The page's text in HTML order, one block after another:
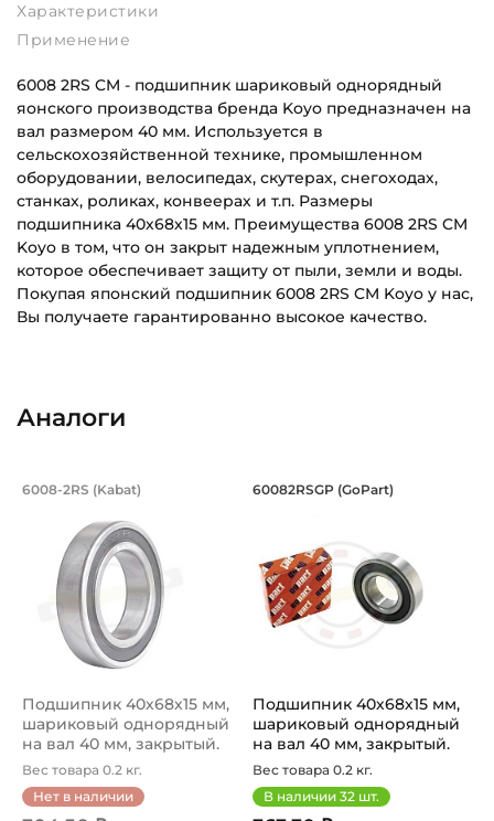
Характеристики
Применение
6008 2RS CM - подшипник шариковый однорядный
яонского производства бренда Koyo предназначен на
вал размером 40 мм. Используется в
сельскохозяйственной технике, промышленном
оборудовании, велосипедах, скутерах, снегоходах,
станках, роликах, конвеерах и т.п. Размеры
подшипника 40х68х15 мм. Преимущества 6008 2RS CM
Koyo в том, что он закрыт надежным уплотнением,
которое обеспечивает защиту от пыли, земли и воды.
Покупая японский подшипник 6008 2RS CM Koyo у нас,
Вы получаете гарантированно высокое качество.
Наружный диаметр (D):
Ширина внутреннего кольца (B):
Ширина наружного кольца (С):
15 мм
Тип посадочного отверстия на вал:
Тип наружного кольца:
Цилиндрическое
Вид уплотнения:
Уплотнение 2RS
Категория:
Аналоги
Подшипник 40х68х15 мм,
6008-2RS (Kabat)
Подшипник 40х68х15 мм,
шариковый однорядный
на вал 40 мм, закрытый.
Арт...
Вес товара 0.2 кг.
Нет в наличии
Подшипник
60082RSGP (GoPart)
Подшипник 40х68х15 мм,
шариковый однорядный
на вал 40 мм, закрытый.
Арт...
Вес товара 0.2 кг.
В наличии 32 шт.